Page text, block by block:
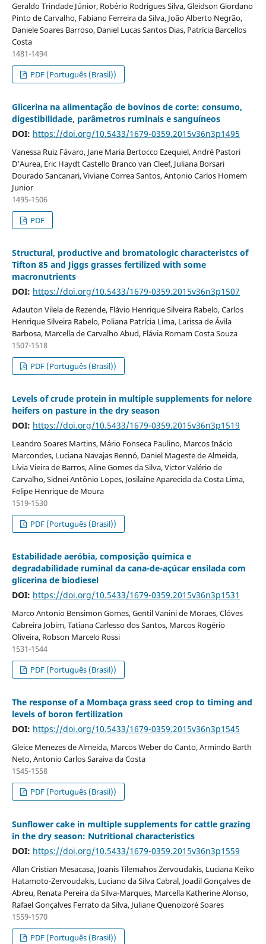
Geraldo Trindade Júnior, Robério Rodrigues Silva, Gleidson Giordano
Pinto de Carvalho, Fabiano Ferreira da Silva, João Alberto Negrão,
Daniele Soares Barroso, Daniel Lucas Santos Dias, Patrícia Barcellos
Costa
1481-1494
PDF (Português (Brasil))
Glicerina na alimentação de bovinos de corte: consumo,
digestibilidade, parâmetros ruminais e sanguíneos
DOI: https://doi.org/10.5433/1679-0359.2015v36n3p1495
Vanessa Ruiz Fávaro, Jane Maria Bertocco Ezequiel, André Pastori
D'Aurea, Eric Haydt Castello Branco van Cleef, Juliana Borsari
Dourado Sancanari, Viviane Correa Santos, Antonio Carlos Homem
Junior
1495-1506
PDF
Structural, productive and bromatologic characteristcs of
Tifton 85 and Jiggs grasses fertilized with some
macronutrients
DOI: https://doi.org/10.5433/1679-0359.2015v36n3p1507
Adauton Vilela de Rezende, Flávio Henrique Silveira Rabelo, Carlos
Henrique Silveira Rabelo, Poliana Patrícia Lima, Larissa de Ávila
Barbosa, Marcella de Carvalho Abud, Flávia Romam Costa Souza
1507-1518
PDF (Português (Brasil))
Levels of crude protein in multiple supplements for nelore
heifers on pasture in the dry season
DOI: https://doi.org/10.5433/1679-0359.2015v36n3p1519
Leandro Soares Martins, Mário Fonseca Paulino, Marcos Inácio
Marcondes, Luciana Navajas Rennó, Daniel Mageste de Almeida,
Lívia Vieira de Barros, Aline Gomes da Silva, Victor Valério de
Carvalho, Sidnei Antônio Lopes, Josilaine Aparecida da Costa Lima,
Felipe Henrique de Moura
1519-1530
PDF (Português (Brasil))
Estabilidade aeróbia, composição química e
degradabilidade ruminal da cana-de-açúcar ensilada com
glicerina de biodiesel
DOI: https://doi.org/10.5433/1679-0359.2015v36n3p1531
Marco Antonio Bensimon Gomes, Gentil Vanini de Moraes, Clóves
Cabreira Jobim, Tatiana Carlesso dos Santos, Marcos Rogério
Oliveira, Robson Marcelo Rossi
1531-1544
PDF (Português (Brasil))
The response of a Mombaça grass seed crop to timing and
levels of boron fertilization
DOI: https://doi.org/10.5433/1679-0359.2015v36n3p1545
Gleice Menezes de Almeida, Marcos Weber do Canto, Armindo Barth
Neto, Antonio Carlos Saraiva da Costa
1545-1558
PDF (Português (Brasil))
Sunflower cake in multiple supplements for cattle grazing
in the dry season: Nutritional characteristics
DOI: https://doi.org/10.5433/1679-0359.2015v36n3p1559
Allan Cristian Mesacasa, Joanis Tilemahos Zervoudakis, Luciana Keiko
Hatamoto-Zervoudakis, Luciano da Silva Cabral, Joadil Gonçalves de
Abreu, Renata Pereira da Silva-Marques, Marcella Katherine Alonso,
Rafael Gonçalves Ferrato da Silva, Juliane Quenoizoré Soares
1559-1570
PDF (Português (Brasil))